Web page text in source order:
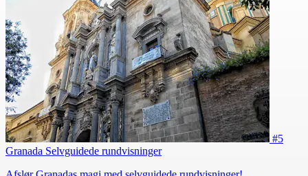
#5
Granada Selvguidede rundvisninger